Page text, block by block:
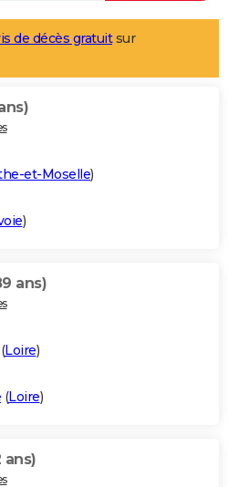
de décès gratuitsur
et-Moselle)
)
ans)
(Loire)
(Loire)
ans)